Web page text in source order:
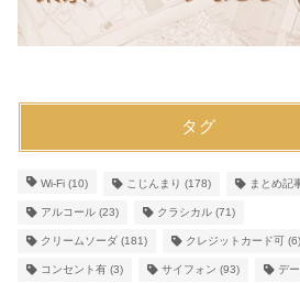
タグ
Wi-Fi(10) こじんまり (178) まとめ記
アルコール(23) クラシカル(71)
クリームソーダ(181) クレジットカード可 (6)
コンセント有(3) サイフォン (93) デ